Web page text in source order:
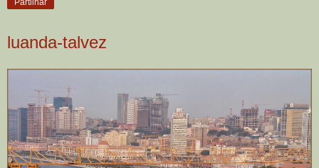
luanda-talvez